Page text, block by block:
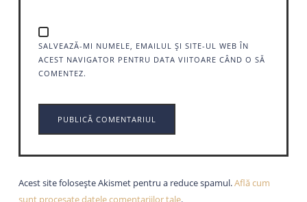
SALVEAZĂ-MI NUMELE, EMAILUL ȘI SITE-UL WEB ÎN
ACEST NAVIGATOR PENTRU DATA VIITOARE CÂND O SĂ
COMENTEZ.
Acest site folosește Akismet pentru a reduce spamul.Află cum
sunt procesate datele comentariilor tale.